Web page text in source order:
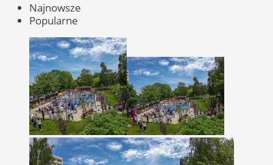
Najnowsze
Popularne